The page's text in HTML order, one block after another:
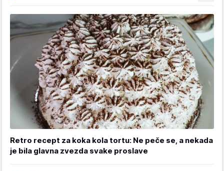
Retro recept za koka kola tortu: Ne peče se, a nekada
je bila glavna zvezda svake proslave